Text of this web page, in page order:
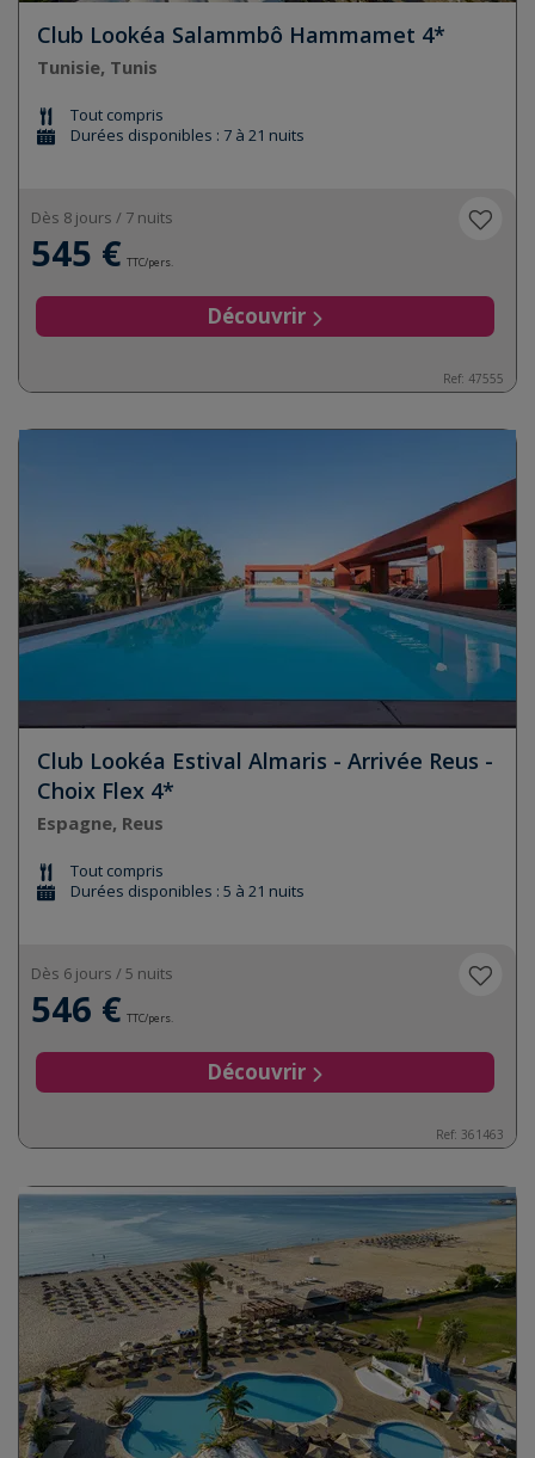
Club Lookéa Salammbô Hammamet 4*
Tunisie, Tunis
Tout compris
Durées disponibles : 7 à 21 nuits
Dès 8 jours / 7 nuits
545 € TTC/pers.
Découvrir
Ref: 47555
Club Lookéa Estival Almaris - Arrivée Reus -
Choix Flex 4*
Espagne, Reus
Tout compris
Durées disponibles : 5 à 21 nuits
Dès 6 jours / 5 nuits
546 € TTC/pers.
Découvrir
Ref: 361463